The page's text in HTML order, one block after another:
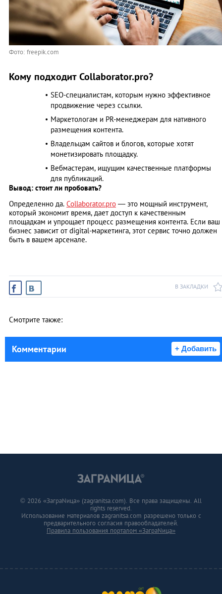
Фото: freepik.com
Кому подходит Collaborator.pro?
SEO-специалистам, которым нужно эффективное
продвижение через ссылки.
Маркетологам и PR-менеджерам для нативного
размещения контента.
Владельцам сайтов и блогов, которые хотят
монетизировать площадку.
Вебмастерам, ищущим качественные платформы
для публикаций.
Вывод: стоит ли пробовать?
Определенно да. Collaborator.pro — это мощный инструмент,
который экономит время, дает доступ к качественным
площадкам и упрощает процесс размещения контента. Если ваш
бизнес зависит от digital-маркетинга, этот сервис точно должен
быть в вашем арсенале.
В ЗАКЛАДКИ
Смотрите также:
Комментарии + Добавить
© 2026 «ЗаграNица» (zagranitsa.com). Все права защищены. All
rights reserved.
Использование материалов zagranitsa.com разрешено только с
предварительного согласия правообладателей.
Правила пользования порталом «ЗаграNица»